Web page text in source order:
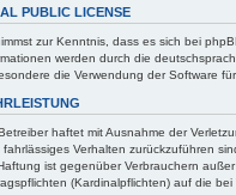
PUBLIC LICENSE
zur Kenntnis, dass es sich bei
werden durch die
die Verwendung der Software
haftet mit Ausnahme der
fahrlässiges Verhalten zurückzuführen
ist gegenüber Verbrauchern
(Kardinalpflichten) auf die